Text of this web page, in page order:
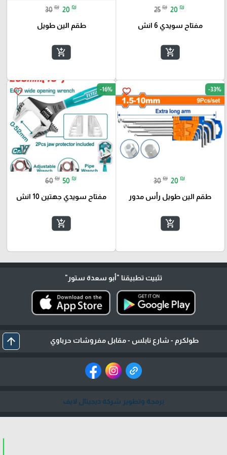
25 ₪ 20 ₪
مفتاح سويدي 6 انش
add_shopping_cart
30 ₪ 20 ₪
طقم الين طويل
add_shopping_cart
favorite_border -33%
30 ₪ 20 ₪
طقم الين طويل رأس مدور
add_shopping_cart
favorite_border -16%
60 ₪ 50 ₪
مفتاح سويدي جهتين 10 انش
add_shopping_cart
تثبيت تطبيقنا "أبو سعدة ستور"
طولكرم - شارع نابلس - مقابل مفروشات حرباوي arrow_upward
برمجة وتطوير شركة ديجيتال لايف